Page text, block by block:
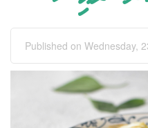
Published on Wednesday,